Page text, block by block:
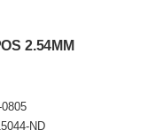
2.54MM
ND